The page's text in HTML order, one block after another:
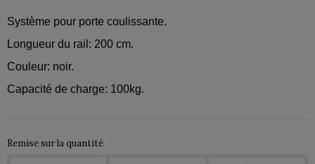
Système pour porte coulissante.
Longueur du rail: 200 cm.
Couleur: noir.
Capacité de charge: 100kg.
Remise sur la quantité